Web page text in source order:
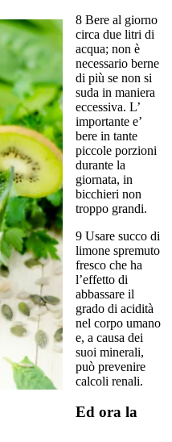
8 Bere al giorno
circa due litri di
acqua; non è
necessario berne
di più se non si
suda in maniera
eccessiva. L’
importante e’
bere in tante
piccole porzioni
durante la
giornata, in
bicchieri non
troppo grandi.
9 Usare succo di
limone spremuto
fresco che ha
l’effetto di
abbassare il
grado di acidità
nel corpo umano
e, a causa dei
suoi minerali,
può prevenire
calcoli renali.
Ed ora la